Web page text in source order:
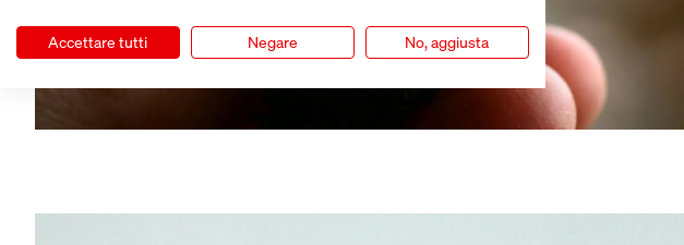
Accettare tutti Negare No, aggiusta